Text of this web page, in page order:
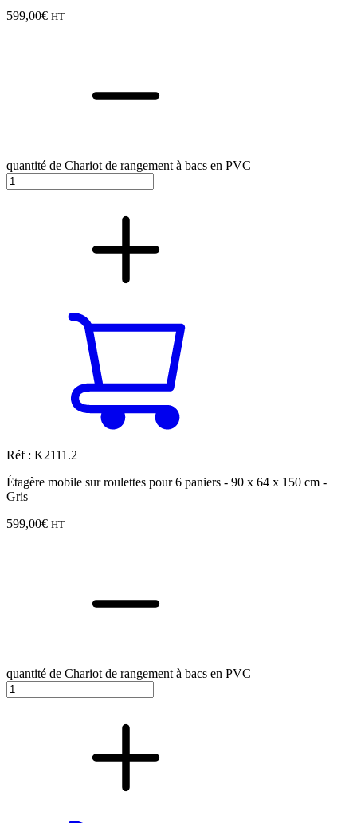
599,00€ HT
quantité de Chariot de rangement à bacs en PVC
Réf : K2111.2
Étagère mobile sur roulettes pour 6 paniers - 90 x 64 x 150 cm -
Gris
599,00€ HT
quantité de Chariot de rangement à bacs en PVC